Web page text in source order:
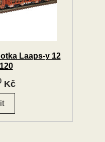
Laaps-y 12
Kč